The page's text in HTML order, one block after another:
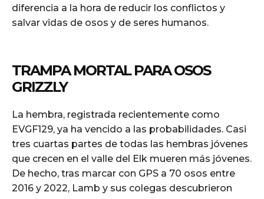
diferencia a la hora de reducir los conflictos y
salvar vidas de osos y de seres humanos.
TRAMPA MORTAL PARA OSOS
GRIZZLY
La hembra, registrada recientemente como
EVGF129, ya ha vencido a las probabilidades. Casi
tres cuartas partes de todas las hembras jóvenes
que crecen en el valle del Elk mueren más jóvenes.
De hecho, tras marcar con GPS a 70 osos entre
2016 y 2022, Lamb y sus colegas descubrieron